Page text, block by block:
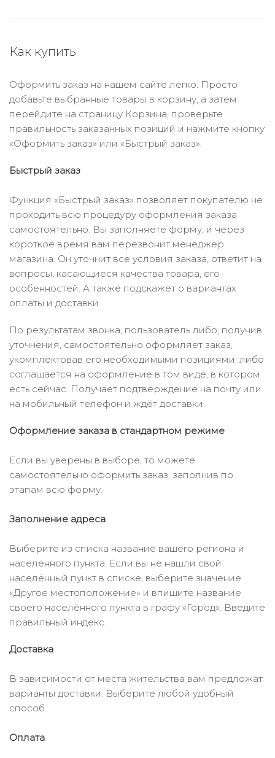
Как купить
Оформить заказ на нашем сайте легко. Просто
добавьте выбранные товары в корзину, а затем
перейдите на страницу Корзина, проверьте
правильность заказанных позиций и нажмите кнопку
«Оформить заказ» или «Быстрый заказ».
Быстрый заказ
Функция «Быстрый заказ» позволяет покупателю не
проходить всю процедуру оформления заказа
самостоятельно. Вы заполняете форму, и через
короткое время вам перезвонит менеджер
магазина. Он уточнит все условия заказа, ответит на
вопросы, касающиеся качества товара, его
особенностей. А также подскажет о вариантах
оплаты и доставки.
По результатам звонка, пользователь либо, получив
уточнения, самостоятельно оформляет заказ,
укомплектовав его необходимыми позициями, либо
соглашается на оформление в том виде, в котором
есть сейчас. Получает подтверждение на почту или
на мобильный телефон и ждёт доставки.
Оформление заказа в стандартном режиме
Если вы уверены в выборе, то можете
самостоятельно оформить заказ, заполнив по
этапам всю форму.
Заполнение адреса
Выберите из списка название вашего региона и
населённого пункта. Если вы не нашли свой
населённый пункт в списке, выберите значение
«Другое местоположение» и впишите название
своего населённого пункта в графу «Город». Введите
правильный индекс.
Доставка
В зависимости от места жительства вам предложат
варианты доставки. Выберите любой удобный
способ.
Оплата